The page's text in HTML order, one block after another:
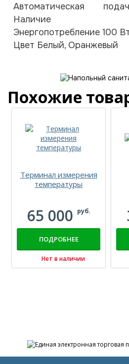
Автоматическая
Наличие
Энергопотребление 100
Цвет Белый, Оранжевый
Похожие
Терминал измерения
температуры
65 000 руб.
ПОДРОБНЕЕ
Нет в наличии